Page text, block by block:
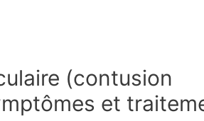
(contusion
et